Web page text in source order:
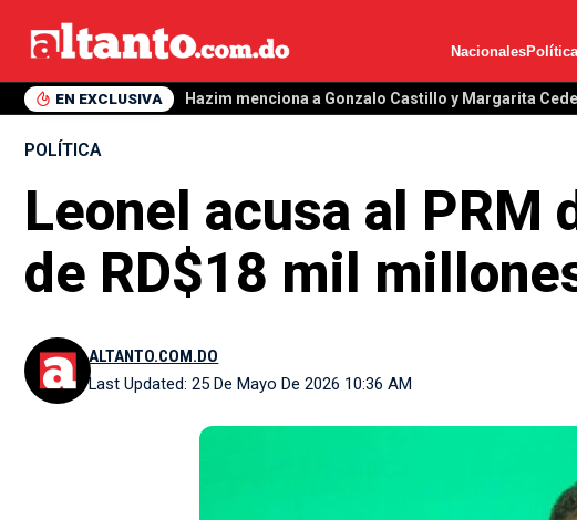
Nacionales
EN EXCLUSIVA Hazim menciona a Gonzalo Castillo y Margarita
POLÍTICA
Leonel acusa al PRM
de RD$18 mil
Last Updated: 25 De Mayo De 2026 10:36 AM
ALTANTO.COM.DO